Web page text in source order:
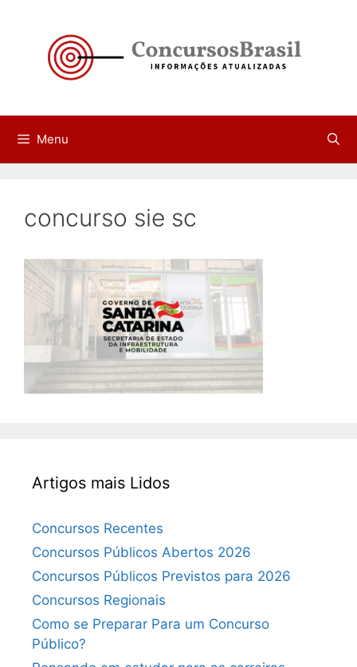
conteúdo
Menu
concurso sie sc
Artigos mais Lidos
Concursos Recentes
Concursos Públicos Abertos 2026
Concursos Públicos Previstos para 2026
Concursos Regionais
Como se Preparar Para um Concurso
Público?